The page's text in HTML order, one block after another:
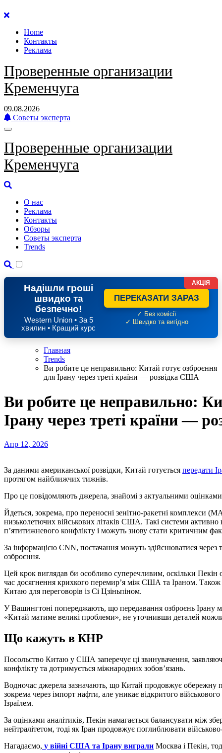
Перейти
содержанию
Home
Контакты
Реклама
Проверенные организации
Кременчуга
09.08.2026
Советы эксперта
Проверенные организации
Кременчуга
О нас
Реклама
Контакты
Обзоры
Советы эксперта
Trends
Надішли гроші
швидко та
безпечно!
Western Union • За 5
хвилин • Кращий курс
ПЕРЕКАЗАТИ ЗАРАЗ
✓ Без комісії
✓ Швидко та вигідно
АКЦІЯ
Главная
Trends
Ви робите це неправильно: Китай готує озброєння
для Ірану через треті країни — розвідка США
Ви робите це неправильно:
Ірану через треті країни —
Апр 12, 2026
За даними американської розвідки, Китай готується передати
протягом найближчих тижнів.
Про це повідомляють джерела, знайомі з актуальними
Йдеться, зокрема, про переносні зенітно-ракетні комплекси
низьколетючих військових літаків США. Такі системи активно
п’ятитижневого конфлікту і можуть знову стати критичним
За інформацією CNN, постачання можуть здійснюватися
озброєння.
Цей крок виглядав би особливо суперечливим, оскільки Пекін
час досягнення крихкого перемир’я між США та Іраном.
Китаю для переговорів із Сі Цзіньпіном.
У Вашингтоні попереджають, що передавання озброєнь Ірану
«Китай матиме великі проблеми», не уточнивши деталей
Що кажуть в КНР
Посольство Китаю у США заперечує ці звинувачення,
конфлікту та дотримується міжнародних зобов’язань.
Водночас джерела зазначають, що Китай продовжує обережну
зокрема через імпорт нафти, але уникає відкритого
Ізраїлем.
За оцінками аналітиків, Пекін намагається балансувати між
нейтралітетом, тоді як Іран продовжує поглиблювати
Нагадаємо, у війні США та Ірану виграли Москва і Пекін,